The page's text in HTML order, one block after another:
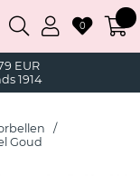
EUR
1914
0
Goud